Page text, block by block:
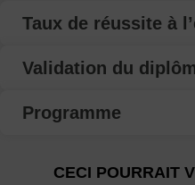
Taux de réussite à
Validation du
Programme
CECI POURRAIT